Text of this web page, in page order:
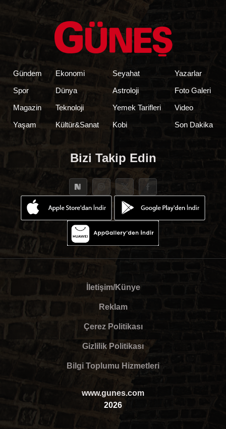
Gündem
Spor
Magazin
Yaşam
Ekonomi
Dünya
Teknoloji
Kültür&Sanat
Seyahat
Astroloji
Yemek Tarifleri
Kobi
Yazarlar
Foto Galeri
Video
Son Dakika
Bizi Takip Edin
İletişim/Künye
Reklam
Çerez Politikası
Gizlilik Politikası
Bilgi Toplumu Hizmetleri
www.gunes.com
2026